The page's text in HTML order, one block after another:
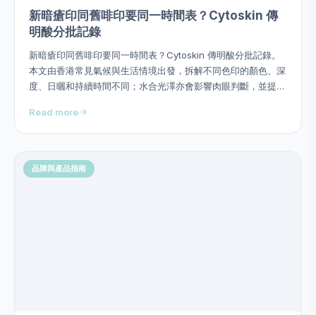
新暗瘡印同舊啡印要同一時間表？Cytoskin 傳
明酸分批記錄
新暗瘡印同舊啡印要同一時間表？Cytoskin 傳明酸分批記錄。
本文由香港常見氣候與生活情境出發，拆解不同色印的顏色、深
度、日曬和持續時間不同；水合光澤亦會影響肉眼判斷，並提供
或作過度功效承諾。
Read more
品牌與產品指南